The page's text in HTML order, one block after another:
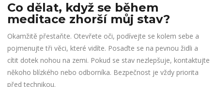
Co dělat, když se během
meditace zhorší můj stav?
Okamžitě přestaňte. Otevřete oči, podívejte se kolem sebe a
pojmenujte tři věci, které vidíte. Posaďte se na pevnou židli a
cítit dotek nohou na zemi. Pokud se stav nezlepšuje, kontaktujte
někoho blízkého nebo odborníka. Bezpečnost je vždy priorita
před technikou.